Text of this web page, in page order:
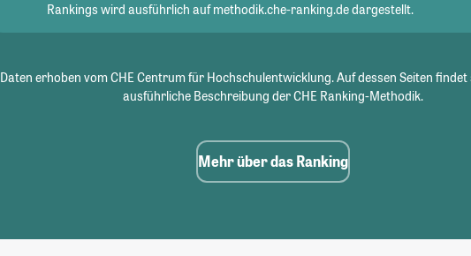
Rankings wird ausführlich auf methodik.che-ranking.de dargestellt.
Daten erhoben vom CHE Centrum für Hochschulentwicklung. Auf dessen Seiten findet
ausführliche Beschreibung der CHE Ranking-Methodik.
Mehr über das Ranking